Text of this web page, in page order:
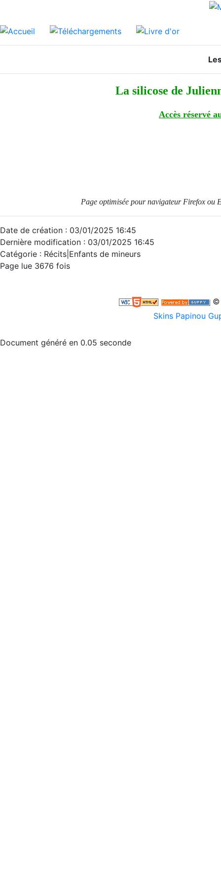
La silicose de
Accès réservé
Page optimisée pour navigateur Firefox ou
Date de création : 03/01/2025 16:45
Dernière modification : 03/01/2025 16:45
Catégorie : Récits|Enfants de mineurs
Page lue 3676 fois
©
Skins Papinou
Document généré en 0.05 seconde